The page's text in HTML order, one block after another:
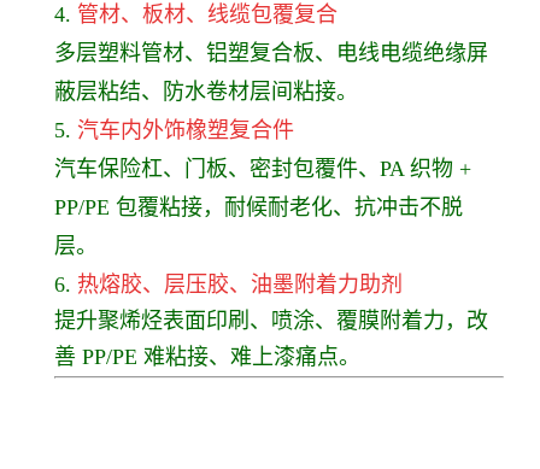
4. 管材、板材、线缆包覆复合
多层塑料管材、铝塑复合板、电线电缆绝缘屏
蔽层粘结、防水卷材层间粘接。
5. 汽车内外饰橡塑复合件
汽车保险杠、门板、密封包覆件、PA 织物 +
PP/PE 包覆粘接，耐候耐老化、抗冲击不脱
层。
6. 热熔胶、层压胶、油墨 附着力助剂
提升聚烯烃表面印刷、喷涂、覆膜附着力，改
善 PP/PE 难粘接、难上漆痛点。